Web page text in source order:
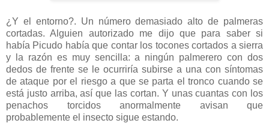
¿Y el entorno?. Un número demasiado alto de palmeras
cortadas. Alguien autorizado me dijo que para saber si
había Picudo había que contar los tocones cortados a sierra
y la razón es muy sencilla: a ningún palmerero con dos
dedos de frente se le ocurriría subirse a una con síntomas
de ataque por el riesgo a que se parta el tronco cuando se
está justo arriba, así que las cortan. Y unas cuantas con los
penachos torcidos anormalmente avisan que
probablemente el insecto sigue estando.